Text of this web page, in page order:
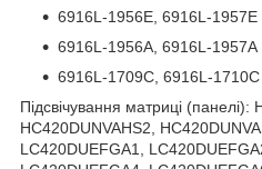
6916L-1956E, 6916L-1957E
6916L-1956A, 6916L-1957A
6916L-1709C, 6916L-1710C
Підсвічування матриці (панелі):
HC420DUNVAHS2,
LC420DUEFGA1,